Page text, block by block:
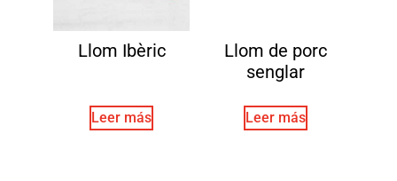
Llom Ibèric
Leer más
Llom de porc
senglar
Leer más